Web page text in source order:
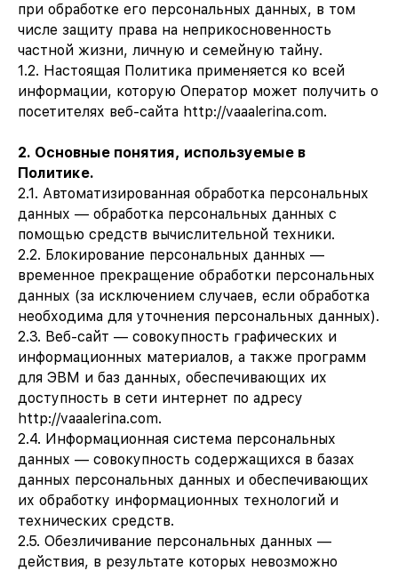
при обработке его персональных данных, в том
числе защиту права на неприкосновенность
частной жизни, личную и семейную тайну.
1.2. Настоящая Политика применяется ко всей
информации, которую Оператор может получить о
посетителях веб-сайта http://vaaalerina.com.
2. Основные понятия, используемые в
Политике.
2.1. Автоматизированная обработка персональных
данных — обработка персональных данных с
помощью средств вычислительной техники.
2.2. Блокирование персональных данных —
временное прекращение обработки персональных
данных (за исключением случаев, если обработка
необходима для уточнения персональных данных).
2.3. Веб-сайт — совокупность графических и
информационных материалов, а также программ
для ЭВМ и баз данных, обеспечивающих их
доступность в сети интернет по адресу
http://vaaalerina.com.
2.4. Информационная система персональных
данных — совокупность содержащихся в базах
данных персональных данных и обеспечивающих
их обработку информационных технологий и
технических средств.
2.5. Обезличивание персональных данных —
действия, в результате которых невозможно